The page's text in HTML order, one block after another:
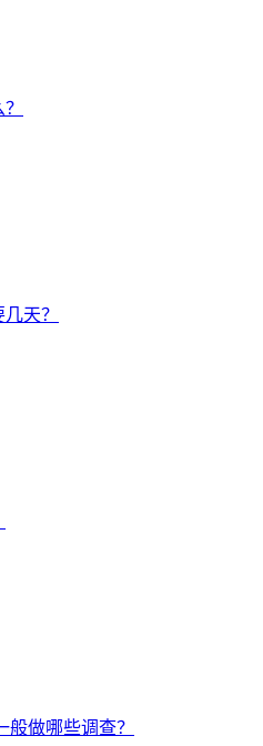
天？
般做哪些调查？